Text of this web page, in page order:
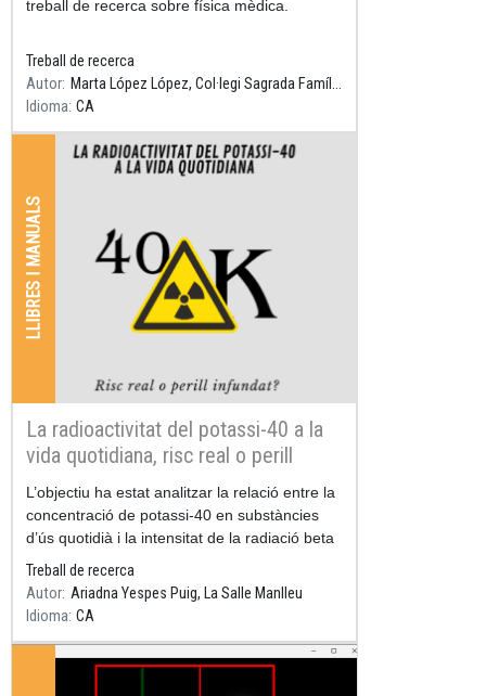
treball de recerca sobre física mèdica.
Treball de recerca
Autor
Marta López López, Col·legi Sagrada Família Gavà, Tutor: Daniel Parcerisas
Idioma CA
LLIBRES I MANUALS
La radioactivitat del potassi-40 a la
vida quotidiana, risc real o perill
infundat?
Resum
L’objectiu ha estat analitzar la relació entre la
concentració de potassi-40 en substàncies
d’ús quotidià i la intensitat de la radiació beta
emesa.
Treball de recerca
Autor Ariadna Yespes Puig, La Salle Manlleu
Idioma CA